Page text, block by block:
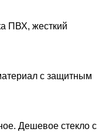
ПВХ, жесткий
с защитным
Дешевое стекло с